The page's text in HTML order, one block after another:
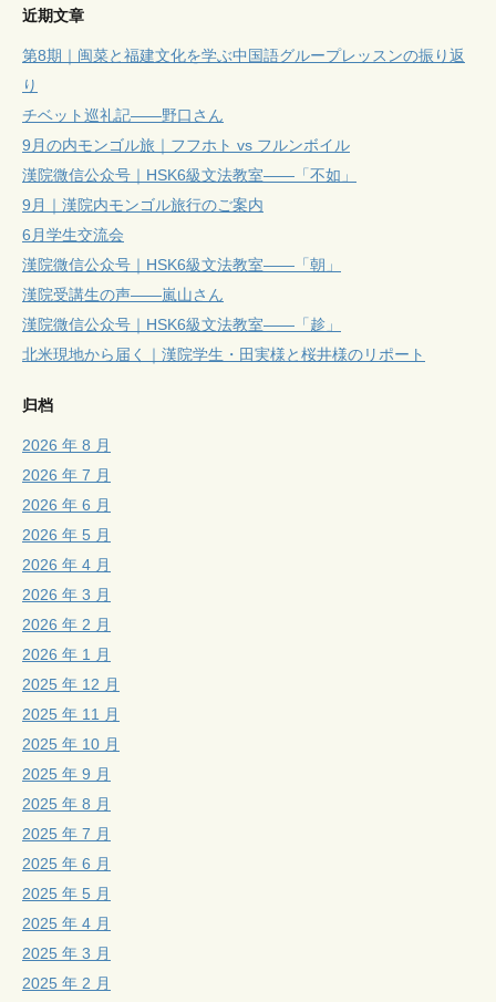
近期文章
第8期｜闽菜と福建文化を学ぶ中国語グループレッスンの振り返
り
チベット巡礼記——野口さん
9月の内モンゴル旅｜フフホト vs フルンボイル
漢院微信公众号｜HSK6級文法教室——「不如」
9月｜漢院内モンゴル旅行のご案内
6月学生交流会
漢院微信公众号｜HSK6級文法教室——「朝」
漢院受講生の声——嵐山さん
漢院微信公众号｜HSK6級文法教室——「趁」
北米現地から届く｜漢院学生・田実様と桜井様のリポート
归档
2026 年 8 月
2026 年 7 月
2026 年 6 月
2026 年 5 月
2026 年 4 月
2026 年 3 月
2026 年 2 月
2026 年 1 月
2025 年 12 月
2025 年 11 月
2025 年 10 月
2025 年 9 月
2025 年 8 月
2025 年 7 月
2025 年 6 月
2025 年 5 月
2025 年 4 月
2025 年 3 月
2025 年 2 月